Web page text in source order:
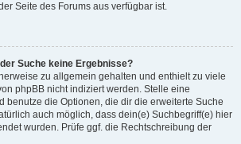
Seite des Forums aus verfügbar ist.
Suche keine Ergebnisse?
zu allgemein gehalten und enthielt zu viele
phpBB nicht indiziert werden. Stelle eine
benutze die Optionen, die dir die erweiterte Suche
auch möglich, dass dein(e) Suchbegriff(e) hier
wurden. Prüfe ggf. die Rechtschreibung der